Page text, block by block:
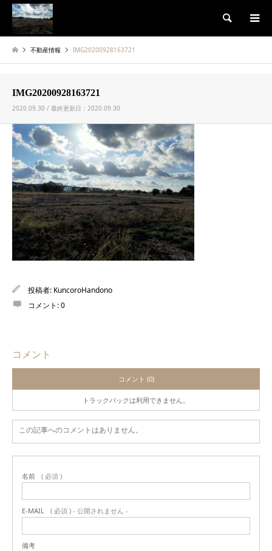
検索
不動産情報 IMG20200928163721
IMG20200928163721
2020.09.30 / 最終更新日：2020.09.30
投稿者: KuncoroHandono
コメント:0
コメント
コメント (0)
トラックバックは利用できません。
この記事へのコメントはありません。
名前 ( 必須 )
E-MAIL ( 必須 ) - 公開されません -
備考